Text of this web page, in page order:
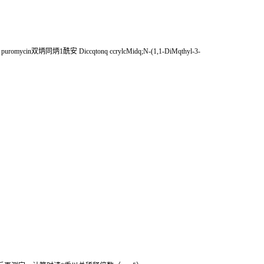
双炳同炳1酰安 Diccqtonq ccrylcMidq;N-(1,1-DiMqthyl-3-